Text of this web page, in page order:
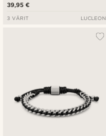
39,95 €
3 VÄRIT LUCLEON